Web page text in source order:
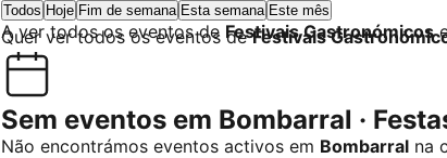
Todos Hoje Fim de semana Esta semana Este mês
A ver todos os eventos de Festivais Gastronómicos
Quer ver todos os eventos deFestivais
Sem eventos em Bombarral ·
Não encontrámos eventos activos em Bombarral na